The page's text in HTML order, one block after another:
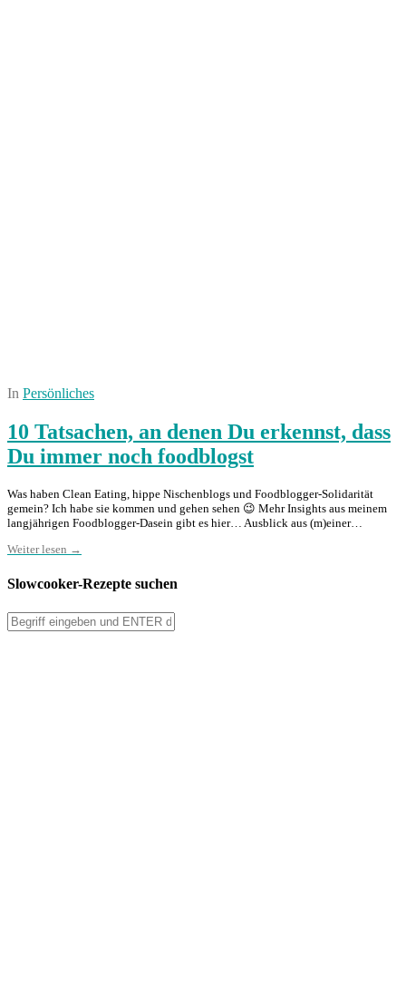
In Persönliches
10 Tatsachen, an denen Du erkennst, dass
Du immer noch foodblogst
Was haben Clean Eating, hippe Nischenblogs und Foodblogger-Solidarität
gemein? Ich habe sie kommen und gehen sehen 😉 Mehr Insights aus meinem
langjährigen Foodblogger-Dasein gibt es hier… Ausblick aus (m)einer…
Weiter lesen →
Slowcooker-Rezepte suchen